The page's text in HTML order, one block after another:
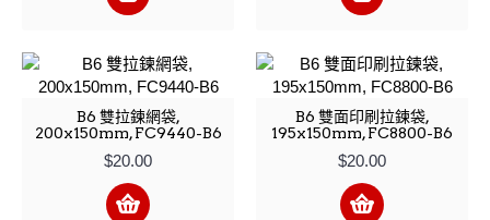
B6 雙拉鍊網袋,
200x150mm, FC9440-B6
$20.00
B6 雙面印刷拉鍊袋,
195x150mm, FC8800-B6
$20.00